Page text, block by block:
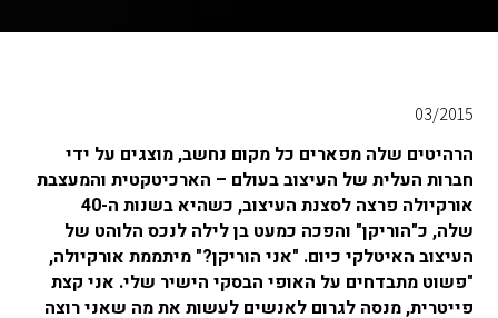
03/2015
הרהיטים שלה מפארים כל מקום נחשב, מוצגים על ידי
חברות העלית של העיצוב בעולם – הארכיטקטית והמעצבת
אורקיולה פרצה לסצנת העיצוב, כשהיא בשנות ה-40
שלה, כ"הוריקן" והפכה כמעט בן לילה לנכס הלוהט של
העיצוב האיטלקי כיום. "אני הוריקן?" מיתממת אורקיולה,
"פשוט מתבדחים על האופי הבסקי הישיר שלי. אני קצת
פייטרית, מנסה לגרום לאנשים לעשות את מה שאני רוצה